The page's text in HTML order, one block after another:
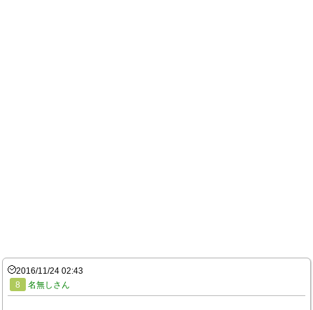
2016/11/24 02:43
8
名無しさん